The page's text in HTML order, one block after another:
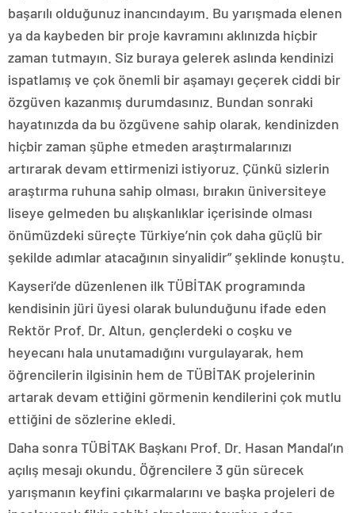
başarılı olduğunuz inancındayım. Bu yarışmada elenen
ya da kaybeden bir proje kavramını aklınızda hiçbir
zaman tutmayın. Siz buraya gelerek aslında kendinizi
ispatlamış ve çok önemli bir aşamayı geçerek ciddi bir
özgüven kazanmış durumdasınız. Bundan sonraki
hayatınızda da bu özgüvene sahip olarak, kendinizden
hiçbir zaman şüphe etmeden araştırmalarınızı
artırarak devam ettirmenizi istiyoruz. Çünkü sizlerin
araştırma ruhuna sahip olması, bırakın üniversiteye
liseye gelmeden bu alışkanlıklar içerisinde olması
önümüzdeki süreçte Türkiye’nin çok daha güçlü bir
şekilde adımlar atacağının sinyalidir” şeklinde konuştu.
Kayseri’de düzenlenen ilk TÜBİTAK programında
kendisinin jüri üyesi olarak bulunduğunu ifade eden
Rektör Prof. Dr. Altun, gençlerdeki o coşku ve
heyecanı hala unutamadığını vurgulayarak, hem
öğrencilerin ilgisinin hem de TÜBİTAK projelerinin
artarak devam ettiğini görmenin kendilerini çok mutlu
ettiğini de sözlerine ekledi.
Daha sonra TÜBİTAK Başkanı Prof. Dr. Hasan Mandal’ın
açılış mesajı okundu. Öğrencilere 3 gün sürecek
yarışmanın keyfini çıkarmalarını ve başka projeleri de